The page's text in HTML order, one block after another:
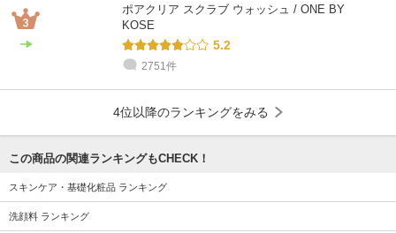
ポアクリア スクラブ ウォッシュ / ONE BY
KOSE
5.2
2751件
4位以降のランキングをみる
この商品の関連ランキングもCHECK！
スキンケア・基礎化粧品 ランキング
洗顔料 ランキング